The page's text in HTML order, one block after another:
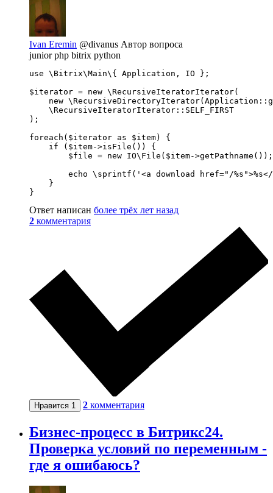
Ivan Eremin @divanus Автор вопроса
junior php bitrix python
use \Bitrix\Main\{ Application, IO };
$iterator = new \RecursiveIteratorIterator(
new
    \RecursiveIteratorIterator::SELF_FIRST
);
foreach($iterator as $item) {
    if ($item->isFile()) {
        $file = new IO\File($item->getPathname());
echo \sprintf('<a download href="/
    }
}
Ответ написан более трёх лет назад
2 комментария
Нравится 1 2 комментария
Бизнес-процесс в Битрикс24.
Проверка условий по переменным -
где я ошибаюсь?